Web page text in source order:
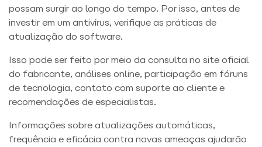
possam surgir ao longo do tempo. Por isso, antes de
investir em um antivírus, verifique as práticas de
atualização do software.
Isso pode ser feito por meio da consulta no site oficial
do fabricante, análises online, participação em fóruns
de tecnologia, contato com suporte ao cliente e
recomendações de especialistas.
Informações sobre atualizações automáticas,
frequência e eficácia contra novas ameaças ajudarão